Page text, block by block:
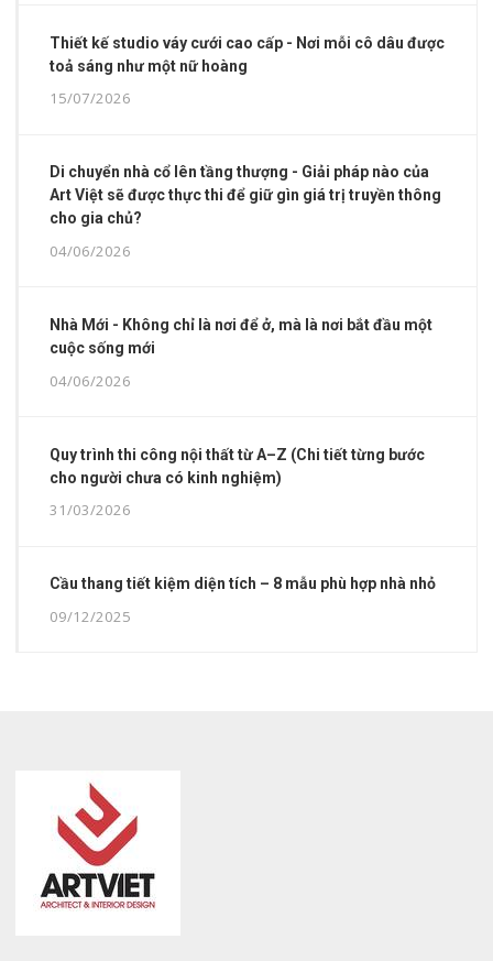
Thiết kế studio váy cưới cao cấp - Nơi mỗi cô dâu được
toả sáng như một nữ hoàng
15/07/2026
Di chuyển nhà cổ lên tầng thượng - Giải pháp nào của
Art Việt sẽ được thực thi để giữ gìn giá trị truyền thông
cho gia chủ?
04/06/2026
Nhà Mới - Không chỉ là nơi để ở, mà là nơi bắt đầu một
cuộc sống mới
04/06/2026
Quy trình thi công nội thất từ A–Z (Chi tiết từng bước
cho người chưa có kinh nghiệm)
31/03/2026
Cầu thang tiết kiệm diện tích – 8 mẫu phù hợp nhà nhỏ
09/12/2025